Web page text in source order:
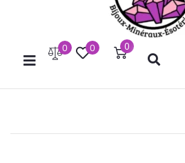
0 0 0